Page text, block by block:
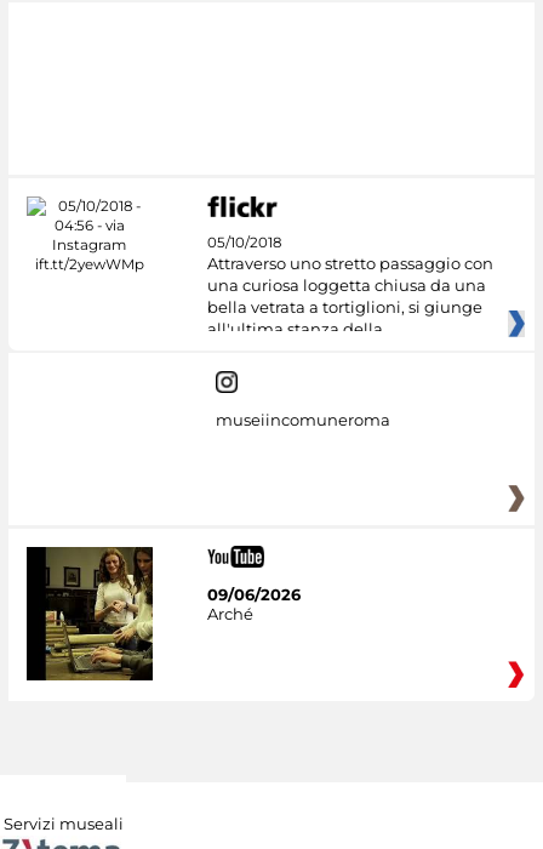
05/10/2018
Attraverso uno stretto passaggio con
una curiosa loggetta chiusa da una
bella vetrata a tortiglioni, si giunge
all'ultima stanza della
museiincomuneroma
09/06/2026
Arché
Servizi museali